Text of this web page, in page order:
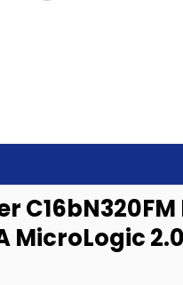
C16bN320FM
MicroLogic